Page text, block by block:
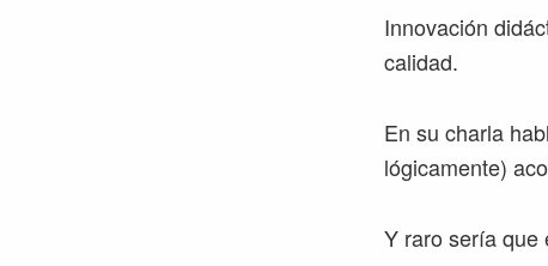
Innovación
calidad.
En su charla
lógicamente)
Y raro sería que